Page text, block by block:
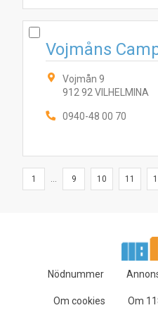
Vojmåns
Vojmån 9
912 92 VILHELMINA
0940-48 00 70
1 ... 9 10 11
Nödnummer
Om cookies Om